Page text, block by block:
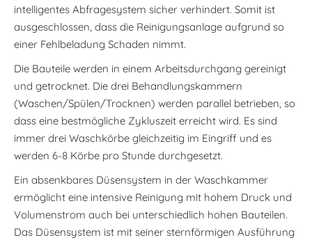
intelligentes Abfragesystem sicher verhindert. Somit ist
ausgeschlossen, dass die Reinigungsanlage aufgrund so
einer Fehlbeladung Schaden nimmt.
Die Bauteile werden in einem Arbeitsdurchgang gereinigt
und getrocknet. Die drei Behandlungskammern
(Waschen/Spülen/Trocknen) werden parallel betrieben, so
dass eine bestmögliche Zykluszeit erreicht wird. Es sind
immer drei Waschkörbe gleichzeitig im Eingriff und es
werden 6-8 Körbe pro Stunde durchgesetzt.
Ein absenkbares Düsensystem in der Waschkammer
ermöglicht eine intensive Reinigung mit hohem Druck und
Volumenstrom auch bei unterschiedlich hohen Bauteilen.
Das Düsensystem ist mit seiner sternförmigen Ausführung